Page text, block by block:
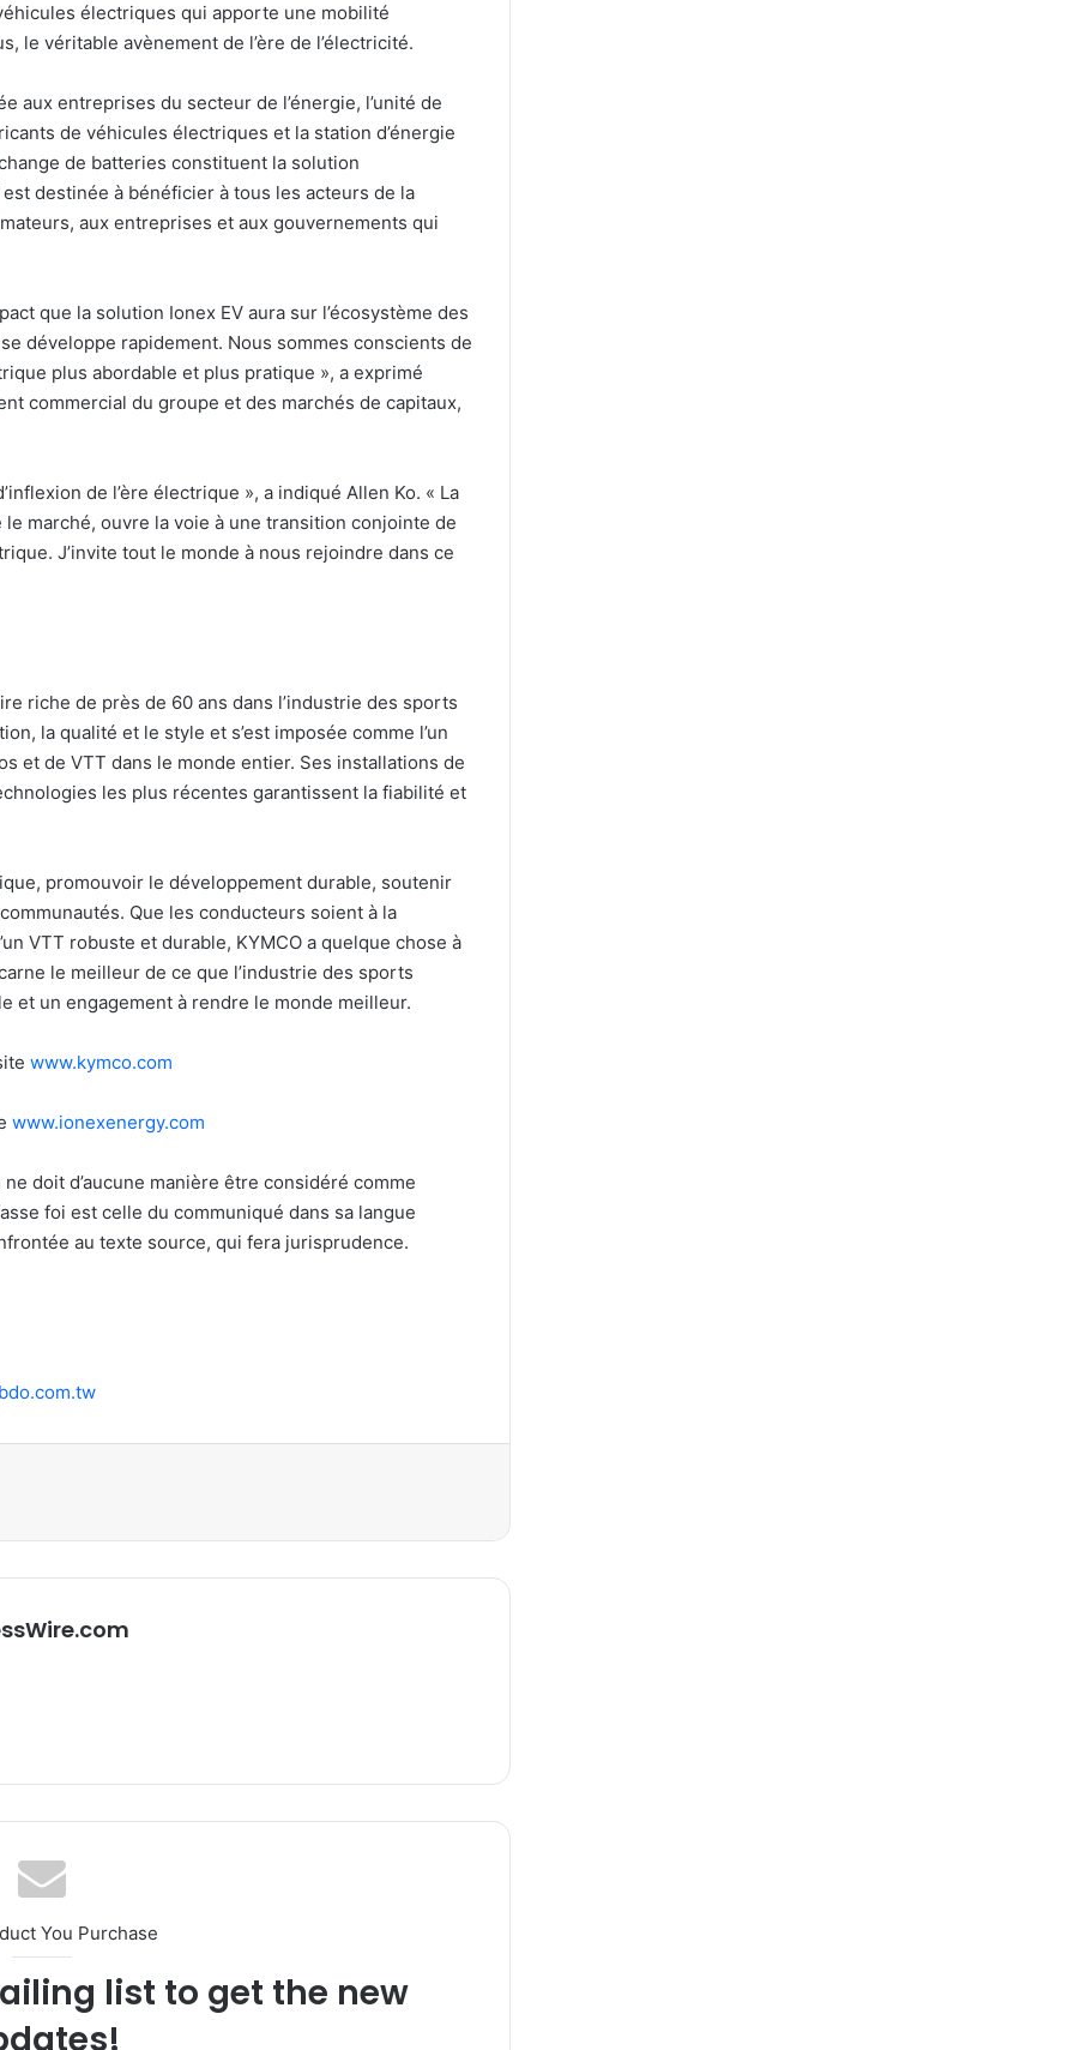
électriques qui apporte une mobilité
le véritable avènement de l’ère de l’électricité.
aux entreprises du secteur de l’énergie, l’unité de
de véhicules électriques et la station d’énergie
de batteries constituent la solution
destinée à bénéficier à tous les acteurs de la
aux entreprises et aux gouvernements qui
que la solution Ionex EV aura sur l’écosystème des
développe rapidement. Nous sommes conscients de
plus abordable et plus pratique », a exprimé
commercial du groupe et des marchés de capitaux,
de l’ère électrique », a indiqué Allen Ko. « La
marché, ouvre la voie à une transition conjointe de
J’invite tout le monde à nous rejoindre dans ce
riche de près de 60 ans dans l’industrie des sports
la qualité et le style et s’est imposée comme l’un
et de VTT dans le monde entier. Ses installations de
les plus récentes garantissent la fiabilité et
promouvoir le développement durable, soutenir
Que les conducteurs soient à la
VTT robuste et durable, KYMCO a quelque chose à
le meilleur de ce que l’industrie des sports
et un engagement à rendre le monde meilleur.
www.kymco.com
www.ionexenergy.com
doit d’aucune manière être considéré comme
foi est celle du communiqué dans sa langue
au texte source, qui fera jurisprudence.
You Purchase
list to get the new